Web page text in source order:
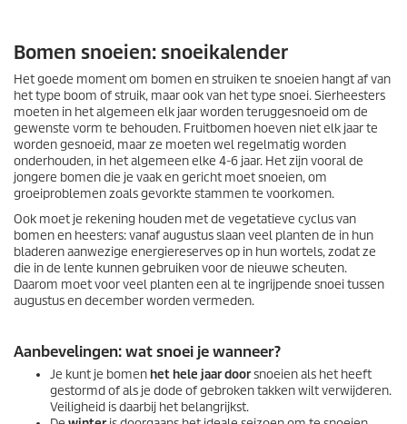
Bomen snoeien: snoeikalender
Het goede moment om bomen en struiken te snoeien hangt af van
het type boom of struik, maar ook van het type snoei. Sierheesters
moeten in het algemeen elk jaar worden teruggesnoeid om de
gewenste vorm te behouden. Fruitbomen hoeven niet elk jaar te
worden gesnoeid, maar ze moeten wel regelmatig worden
onderhouden, in het algemeen elke 4-6 jaar. Het zijn vooral de
jongere bomen die je vaak en gericht moet snoeien, om
groeiproblemen zoals gevorkte stammen te voorkomen.
Ook moet je rekening houden met de vegetatieve cyclus van
bomen en heesters: vanaf augustus slaan veel planten de in hun
bladeren aanwezige energiereserves op in hun wortels, zodat ze
die in de lente kunnen gebruiken voor de nieuwe scheuten.
Daarom moet voor veel planten een al te ingrijpende snoei tussen
augustus en december worden vermeden.
Aanbevelingen: wat snoei je wanneer?
Je kunt je bomenhet hele jaar doorsnoeien als het heeft
gestormd of als je dode of gebroken takken wilt verwijderen.
Veiligheid is daarbij het belangrijkst.